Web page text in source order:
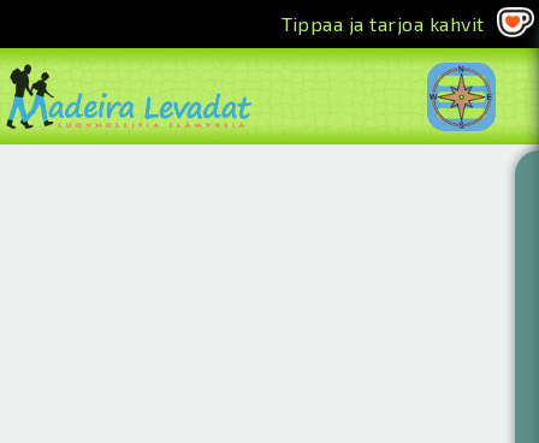
Tippaa ja tarjoa kahvit
<<